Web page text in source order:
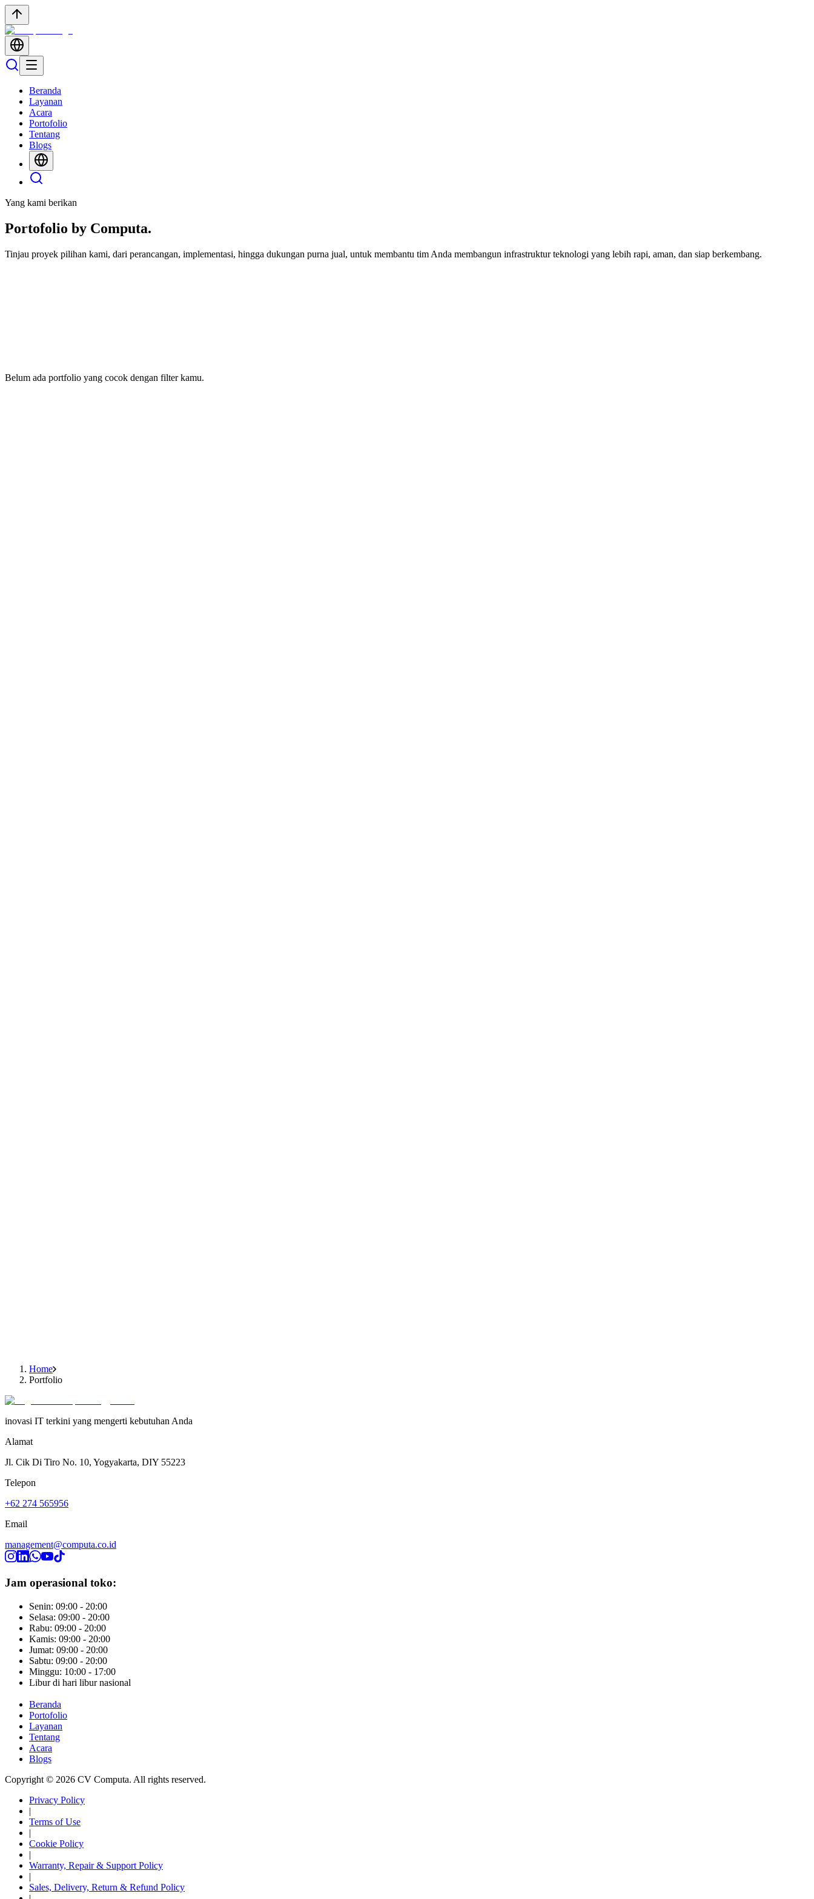
Beranda
Layanan
Acara
Portofolio
Tentang
Blogs
Yang kami berikan
Portofolio by Computa.
Tinjau proyek pilihan kami, dari perancangan, implementasi, hingga dukungan purna jual, untuk membantu tim Anda membangun infrastruktur teknologi yang lebih rapi, aman, dan siap berkembang.
Belum ada portfolio yang cocok dengan filter kamu.
Home
Portfolio
inovasi IT terkini yang mengerti kebutuhan Anda
Alamat
Jl. Cik Di Tiro No. 10, Yogyakarta, DIY 55223
Telepon
+62 274 565956
Email
management@computa.co.id
Jam operasional toko:
Senin: 09:00 - 20:00
Selasa: 09:00 - 20:00
Rabu: 09:00 - 20:00
Kamis: 09:00 - 20:00
Jumat: 09:00 - 20:00
Sabtu: 09:00 - 20:00
Minggu: 10:00 - 17:00
Libur di hari libur nasional
Beranda
Portofolio
Layanan
Tentang
Acara
Blogs
Copyright © 2026 CV Computa. All rights reserved.
Privacy Policy
|
Terms of Use
|
Cookie Policy
|
Warranty, Repair & Support Policy
|
Sales, Delivery, Return & Refund Policy